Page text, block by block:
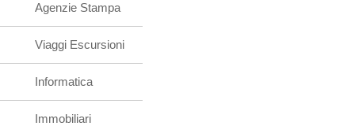
Agenzie Stampa
Viaggi Escursioni
Informatica
Immobiliari